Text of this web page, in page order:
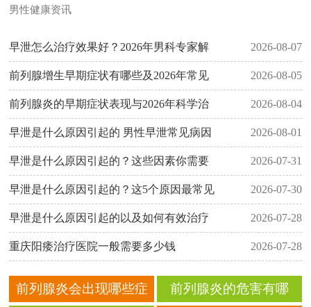
男性健康资讯
早泄怎么治疗效果好？2026年男科专家解 2026-08-07
前列腺增生早期症状有哪些及2026年常见 2026-08-05
前列腺炎的早期症状表现与2026年科学治 2026-08-04
早泄是什么原因引起的 男性早泄常见病因 2026-08-01
早泄是什么原因引起的？这些因素你需要 2026-07-31
早泄是什么原因引起的？这5个原因最常见 2026-07-30
早泄是什么原因引起的以及如何有效治疗 2026-07-28
重庆阳痿治疗医院一般需要多少钱 2026-07-28
前列腺炎会出现哪些症
前列腺炎的危害有哪